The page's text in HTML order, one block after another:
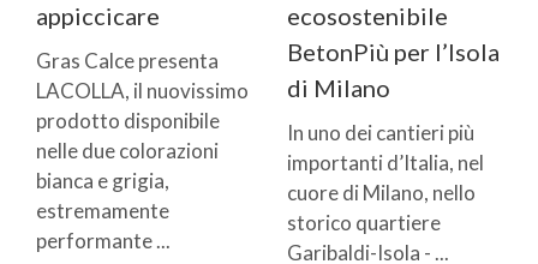
appiccicare
Gras Calce presenta
LACOLLA, il nuovissimo
prodotto disponibile
nelle due colorazioni
bianca e grigia,
estremamente
performante ...
ecosostenibile
BetonPiù per l’Isola
di Milano
In uno dei cantieri più
importanti d’Italia, nel
cuore di Milano, nello
storico quartiere
Garibaldi-Isola - ...